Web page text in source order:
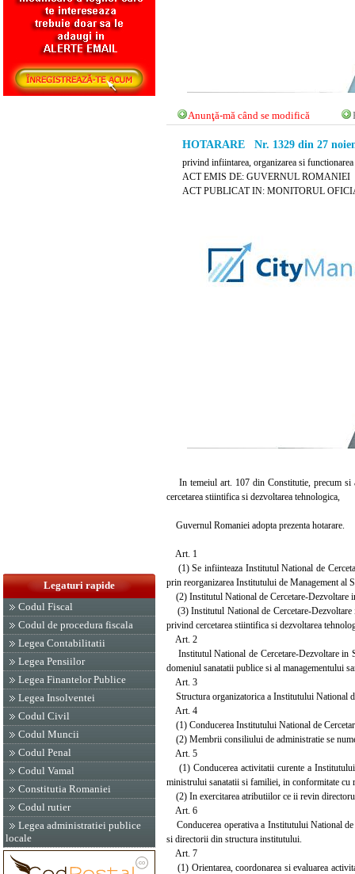
Legaturi rapide
Codul Fiscal
Codul de procedura fiscala
Legea Contabilitatii
Legea Pensiilor
Legea Finantelor Publice
Legea Insolventei
Codul Civil
Codul Muncii
Codul Penal
Codul Vamal
Constitutia Romaniei
Codul rutier
Legea administratiei publice
locale
Anunţă-mă când se modifică
HOTARARE Nr. 1329 din 27
privind infiintarea, organizarea si
ACT EMIS DE: GUVERNUL ROMANIEI
ACT PUBLICAT IN: MONITORUL
In temeiul art. 107 din Constitutie, precum si
cercetarea stiintifica si dezvoltarea tehnologica,
Guvernul Romaniei adopta prezenta hotarare.
Art. 1
(1) Se infiinteaza Institutul National de
prin reorganizarea Institutului de Management al
(2) Institutul National de Cercetare-Dezvoltare
(3) Institutul National de Cercetare-Dezvoltare
privind cercetarea stiintifica si dezvoltarea
Art. 2
Institutul National de Cercetare-Dezvoltare in
domeniul sanatatii publice si al managementului
Art. 3
Structura organizatorica a Institutului National
Art. 4
(1) Conducerea Institutului National de
(2) Membrii consiliului de administratie se
Art. 5
(1) Conducerea activitatii curente a Institutului
ministrului sanatatii si familiei, in conformitate cu
(2) In exercitarea atributiilor ce ii revin
Art. 6
Conducerea operativa a Institutului National de
si directorii din structura institutului.
Art. 7
(1) Orientarea, coordonarea si evaluarea